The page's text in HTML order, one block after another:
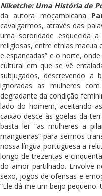
Niketche: Uma História de
da autora moçambicana
cavalgarmos, através das
uma sororidade esquecida
religiosas, entre etniasmacua
e espancadas” e o norte, onde
cultural em que se vê
subjugados, descrevendo a
ignoradas as mulheres com
degradante da condição
lado do homem, aceitando
caixão desceàs goelas da
basta ler“as mulheres a
mangueiras” para sermos
nossa língua portuguesa a
longo de trezentas e
do amor partilhado. Envolve-
sexo, jogos de ofensas e
“Ele dá-me um beijo pequeno.